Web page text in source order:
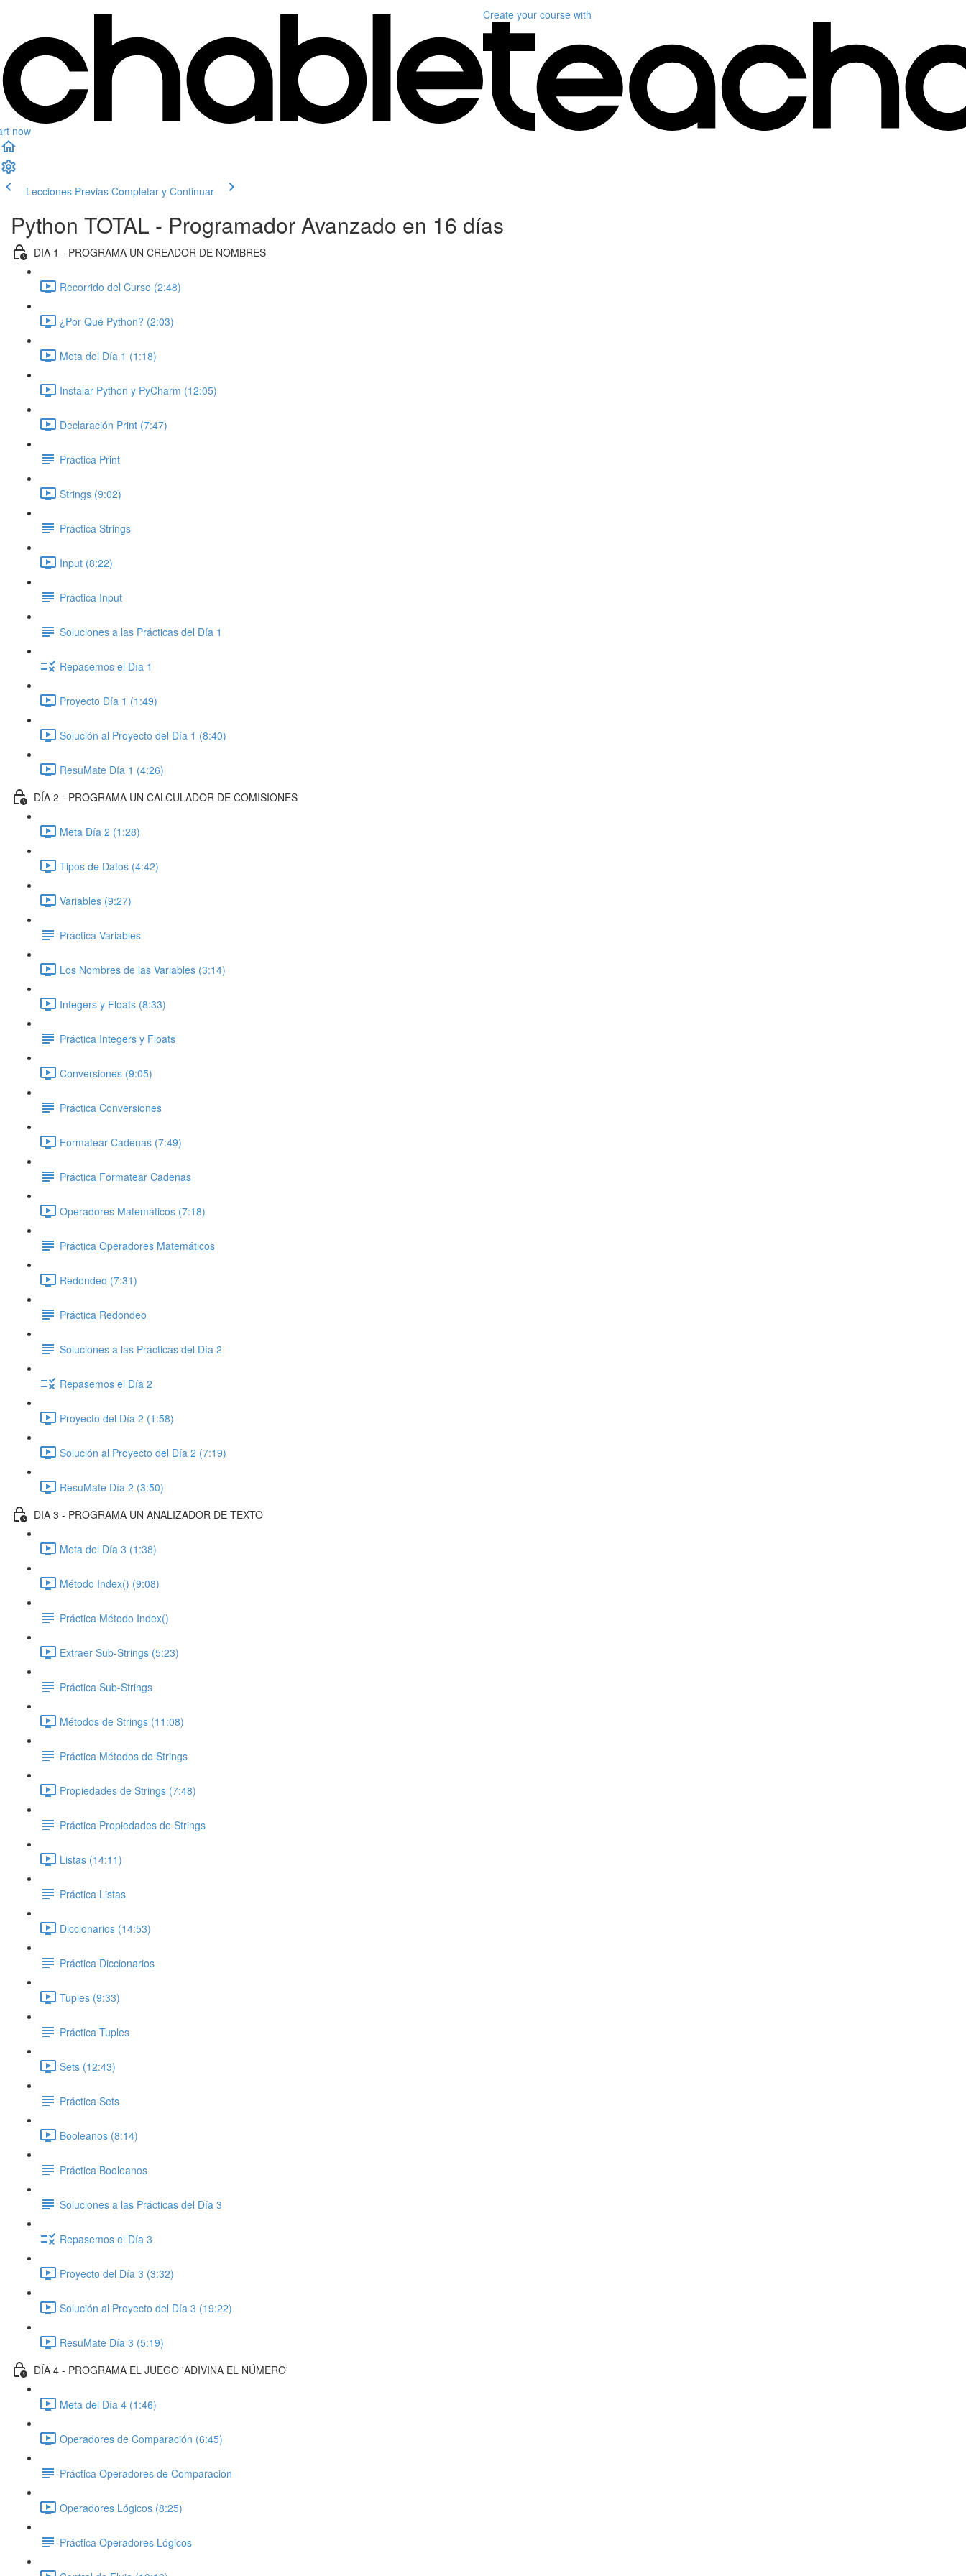
now
Create your course with
Lecciones Previas Completar y Continuar
Python TOTAL - Programador Avanzado en 16 días
DIA 1 - PROGRAMA UN CREADOR DE NOMBRES
Recorrido del Curso (2:48)
¿Por Qué Python? (2:03)
Meta del Día 1 (1:18)
Instalar Python y PyCharm (12:05)
Declaración Print (7:47)
Práctica Print
Strings (9:02)
Práctica Strings
Input (8:22)
Práctica Input
Soluciones a las Prácticas del Día 1
Repasemos el Día 1
Proyecto Día 1 (1:49)
Solución al Proyecto del Día 1 (8:40)
ResuMate Día 1 (4:26)
DÍA 2 - PROGRAMA UN CALCULADOR DE COMISIONES
Meta Día 2 (1:28)
Tipos de Datos (4:42)
Variables (9:27)
Práctica Variables
Los Nombres de las Variables (3:14)
Integers y Floats (8:33)
Práctica Integers y Floats
Conversiones (9:05)
Práctica Conversiones
Formatear Cadenas (7:49)
Práctica Formatear Cadenas
Operadores Matemáticos (7:18)
Práctica Operadores Matemáticos
Redondeo (7:31)
Práctica Redondeo
Soluciones a las Prácticas del Día 2
Repasemos el Día 2
Proyecto del Día 2 (1:58)
Solución al Proyecto del Día 2 (7:19)
ResuMate Día 2 (3:50)
DIA 3 - PROGRAMA UN ANALIZADOR DE TEXTO
Meta del Día 3 (1:38)
Método Index() (9:08)
Práctica Método Index()
Extraer Sub-Strings (5:23)
Práctica Sub-Strings
Métodos de Strings (11:08)
Práctica Métodos de Strings
Propiedades de Strings (7:48)
Práctica Propiedades de Strings
Listas (14:11)
Práctica Listas
Diccionarios (14:53)
Práctica Diccionarios
Tuples (9:33)
Práctica Tuples
Sets (12:43)
Práctica Sets
Booleanos (8:14)
Práctica Booleanos
Soluciones a las Prácticas del Día 3
Repasemos el Día 3
Proyecto del Día 3 (3:32)
Solución al Proyecto del Día 3 (19:22)
ResuMate Día 3 (5:19)
DÍA 4 - PROGRAMA EL JUEGO 'ADIVINA EL NÚMERO'
Meta del Día 4 (1:46)
Operadores de Comparación (6:45)
Práctica Operadores de Comparación
Operadores Lógicos (8:25)
Práctica Operadores Lógicos